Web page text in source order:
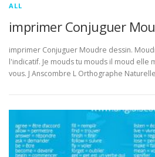
ALL
imprimer Conjuguer
imprimer Conjuguer Moudre dessin.
l'indicatif. Je mouds tu mouds il moud elle
vous. J Anscombre L Orthographe